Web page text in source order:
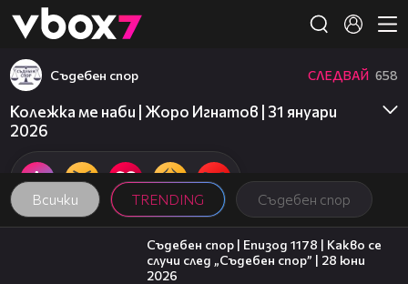
👾
Всички TRENDING Съдебен спор
Съдебен спор СЛЕДВАЙ 658
Колежка ме наби | Жоро Игнатов | 31 януари
2026
47:02
Съдебен спор | Епизод 1178 | Какво се
случи след „Съдебен спор” | 28 юни
2026